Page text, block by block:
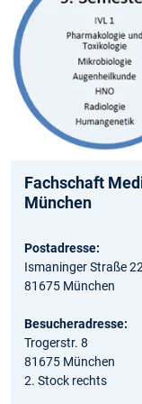
Fachschaft
München
Postadresse:
Ismaninger Straße 22
81675 München
Besucheradresse:
Trogerstr. 8
81675 München
2. Stock rechts